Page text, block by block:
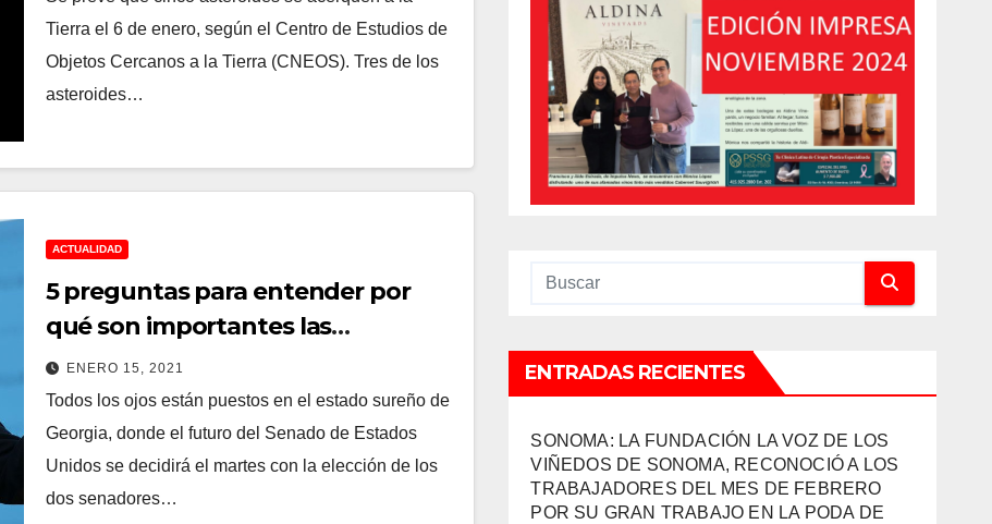
Tierra el 6 de enero, según el Centro de Estudios de
Objetos Cercanos a la Tierra (CNEOS). Tres de los
asteroides…
ACTUALIDAD
5 preguntas para entender por
qué son importantes las
elecciones al Senado en Georgia
ENERO 15, 2021
Todos los ojos están puestos en el estado sureño de
Georgia, donde el futuro del Senado de Estados
Unidos se decidirá el martes con la elección de los
dos senadores…
ENTRADAS RECIENTES
SONOMA: LA FUNDACIÓN LA VOZ DE LOS
VIÑEDOS DE SONOMA, RECONOCIÓ A LOS
TRABAJADORES DEL MES DE FEBRERO
POR SU GRAN TRABAJO EN LA PODA DE